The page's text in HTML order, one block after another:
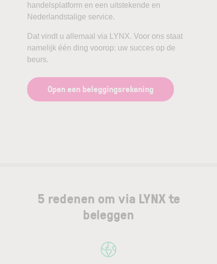
handelsplatform en een uitstekende en
Nederlandstalige service.
Dat vindt u allemaal via LYNX. Voor ons staat
namelijk één ding voorop: uw succes op de
beurs.
Open een beleggingsrekening
5 redenen om via LYNX te
beleggen